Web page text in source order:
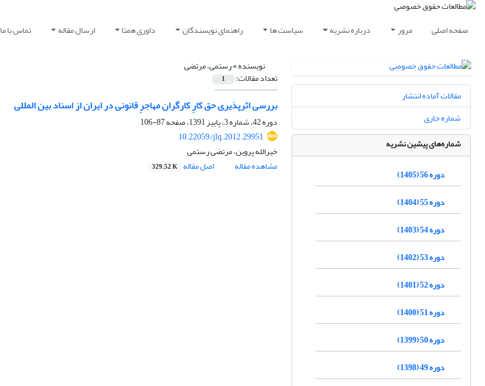
صفحه اصلی مرور درباره نشریه سیاست ها راهنمای نویسندگان داوری همتا ارسال مقاله تماس با ما
نویسنده =رستمی، مرتضی
تعداد مقالات: 1
بررسی اثرپذیری حق کارِ کارگران مهاجرِ قانونی در ایران از اسناد بین المللی
دوره 42، شماره 3، پاییز 1391، صفحه
87-106
10.22059/jlq.2012.29951
خیرالله پروین، مرتضی رستمی
مشاهده مقاله
اصل مقاله 329.52 K
مقالات آماده انتشار
شماره جاری
شماره‌های پیشین نشریه
دوره 56 (1405)
دوره 55 (1404)
دوره 54 (1403)
دوره 53 (1402)
دوره 52 (1401)
دوره 51 (1400)
دوره 50 (1399)
دوره 49 (1398)